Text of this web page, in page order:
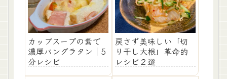
カップスープの素で
濃厚パングラタン｜5
分レシピ
戻さず美味しい「切
り干し大根」革命的
レシピ２選